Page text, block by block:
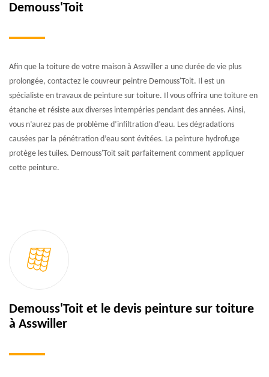
Demouss'Toit
Afin que la toiture de votre maison à Asswiller a une durée de vie plus
prolongée, contactez le couvreur peintre Demouss'Toit. Il est un
spécialiste en travaux de peinture sur toiture. Il vous offrira une toiture en
étanche et résiste aux diverses intempéries pendant des années. Ainsi,
vous n’aurez pas de problème d’infiltration d’eau. Les dégradations
causées par la pénétration d’eau sont évitées. La peinture hydrofuge
protège les tuiles. Demouss'Toit sait parfaitement comment appliquer
cette peinture.
Demouss'Toit et le devis peinture sur toiture
à Asswiller